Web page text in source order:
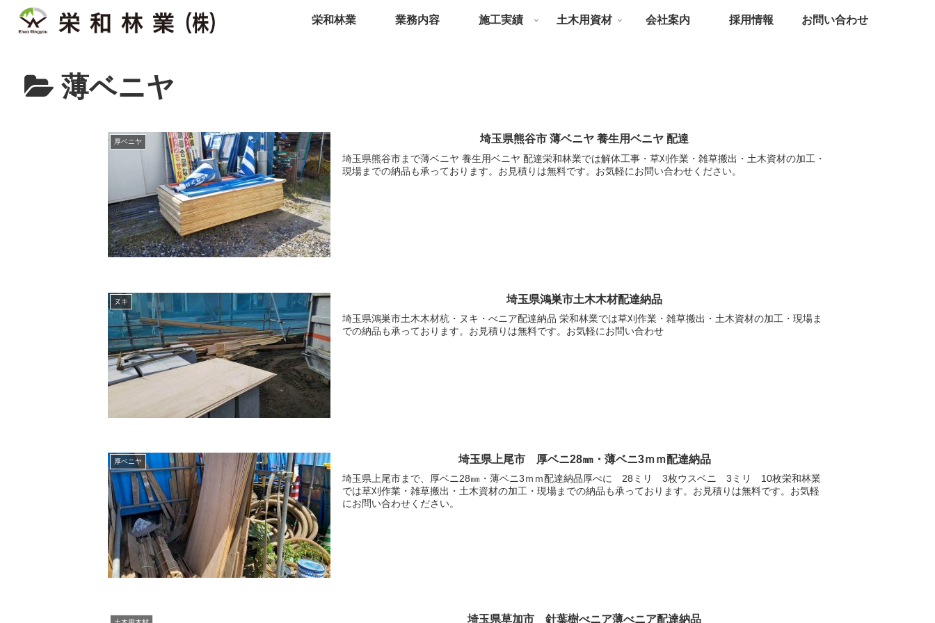
栄和林業 業務内容 施工実績 土木用資材 会社案内 採用情報 お問い合わせ
薄ベニヤ
厚ベニヤ 埼玉県熊谷市 薄ベニヤ 養生用ベニヤ 配達
埼玉県熊谷市まで薄ベニヤ 養生用ベニヤ 配達栄和林業では解体工事・草刈作業・雑草搬出・土木資材の加工・
現場までの納品も承っております。お見積りは無料です。お気軽にお問い合わせください。
ヌキ 埼玉県鴻巣市土木木材配達納品
埼玉県鴻巣市土木木材杭・ヌキ・べニア配達納品 栄和林業では草刈作業・雑草搬出・土木資材の加工・現場ま
での納品も承っております。お見積りは無料です。お気軽にお問い合わせ
厚ベニヤ 埼玉県上尾市 厚ベニ28㎜・薄ベニ3ｍｍ配達納品
埼玉県上尾市まで、厚ベニ28㎜・薄ベニ3ｍｍ配達納品厚べに 28ミリ 3枚ウスベニ 3ミリ 10枚栄和林業
では草刈作業・雑草搬出・土木資材の加工・現場までの納品も承っております。お見積りは無料です。お気軽
にお問い合わせください。
埼玉県草加市 針葉樹べニア薄べニア配達納品